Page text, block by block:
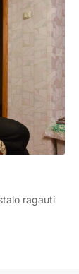
ragauti